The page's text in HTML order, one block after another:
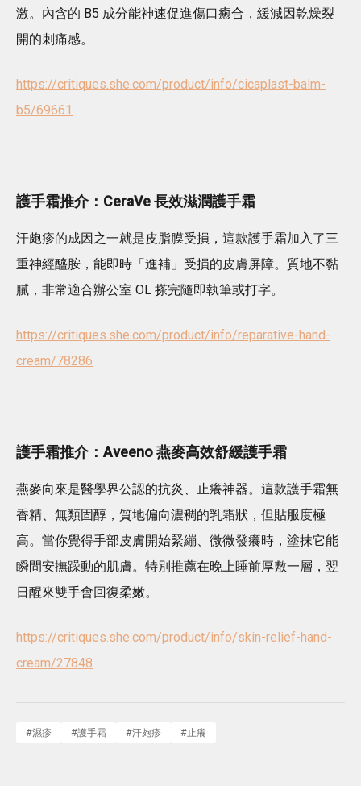
激。內含的 B5 成分能神速促進傷口癒合，緩減因乾燥裂
開的刺痛感。
https://critiques.she.com/product/info/cicaplast-balm-
b5/69661
護手霜推介：CeraVe 長效滋潤護手霜
汗皰疹的成因之一就是皮脂膜受損，這款護手霜加入了三
重神經醯胺，能即時「進補」受損的皮膚屏障。質地不黏
膩，非常適合辦公室 OL 搽完隨即執筆或打字。
https://critiques.she.com/product/info/reparative-hand-
cream/78286
護手霜推介：Aveeno 燕麥高效舒緩護手霜
燕麥向來是醫學界公認的抗炎、止癢神器。這款護手霜無
香精、無類固醇，質地偏向濃稠的乳霜狀，但貼服度極
高。當你覺得手部皮膚開始緊繃、微微發癢時，塗抹它能
瞬間安撫躁動的肌膚。特別推薦在晚上睡前厚敷一層，翌
日醒來雙手會回復柔嫩。
https://critiques.she.com/product/info/skin-relief-hand-
cream/27848
#濕疹 #護手霜 #汗皰疹 #止癢